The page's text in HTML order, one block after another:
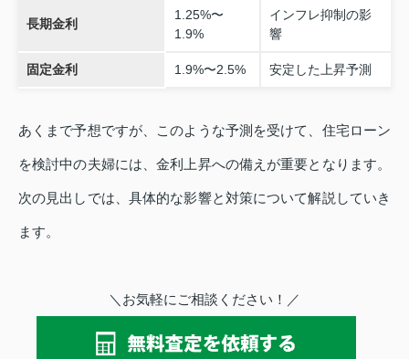
長期金利
1.25%〜
1.9%
インフレ抑制の影
響
固定金利 1.9%〜2.5% 安定した上昇予測
あくまで予想ですが、このような予測を受けて、住宅ローン
を検討中の夫婦には、金利上昇への備えが重要となります。
次の見出しでは、具体的な影響と対策について解説していき
ます。
＼お気軽にご相談ください！／